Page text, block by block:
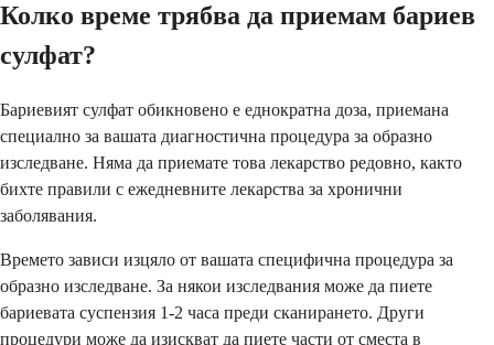
Колко време трябва да приемам бариев
сулфат?
Бариевият сулфат обикновено е еднократна доза, приемана
специално за вашата диагностична процедура за образно
изследване. Няма да приемате това лекарство редовно, както
бихте правили с ежедневните лекарства за хронични
заболявания.
Времето зависи изцяло от вашата специфична процедура за
образно изследване. За някои изследвания може да пиете
бариевата суспензия 1-2 часа преди сканирането. Други
процедури може да изискват да пиете части от сместа в